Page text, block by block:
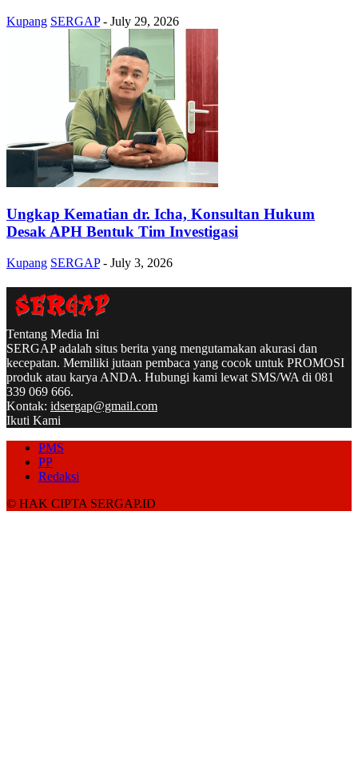
Kupang SERGAP - July 29, 2026
Ungkap Kematian dr. Icha, Konsultan Hukum
Desak APH Bentuk Tim Investigasi
Kupang SERGAP - July 3, 2026
Tentang Media Ini
SERGAP adalah situs berita yang mengutamakan akurasi dan
kecepatan. Memiliki jutaan pembaca yang cocok untuk PROMOSI
produk atau karya ANDA. Hubungi kami lewat SMS/WA di 081
339 069 666.
Kontak: idsergap@gmail.com
Ikuti Kami
PMS
PP
Redaksi
© HAK CIPTA SERGAP.ID